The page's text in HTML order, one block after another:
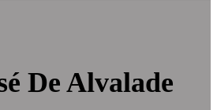
De Alvalade